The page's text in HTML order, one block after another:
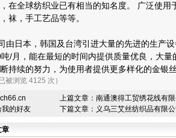
在全球纺织业已有相当的知名度。 广泛使
袜，手工艺品等等。
日本，韩国及台湾引进大量的先进的生产设
/月，能在最短的时间内提供质量优良，大
持续的努力，为使用者提供更多样化的金银
被浏览 4125 次）
ch66.cn
的好友
上篇文章： 南通澳得工贸绣花线有
下篇文章： 义乌三艾丝纺织品有限
章